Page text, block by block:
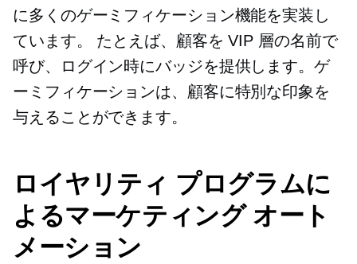
に多くのゲーミフィケーション機能を実装し
ています。 たとえば、顧客を VIP 層の名前で
呼び、ログイン時にバッジを提供します。ゲ
ーミフィケーションは、顧客に特別な印象を
与えることができます。
ロイヤリティ プログラムに
よるマーケティング オート
メーション